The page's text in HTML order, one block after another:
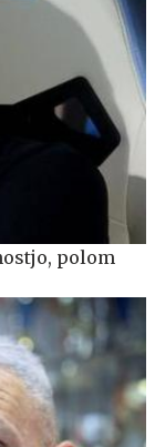
polom